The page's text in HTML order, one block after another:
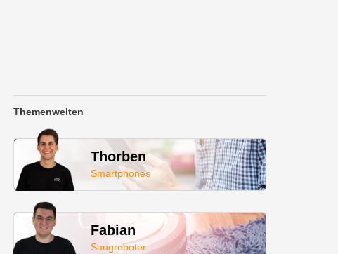
Themenwelten
Thorben
Smartphones
Fabian
Saugroboter